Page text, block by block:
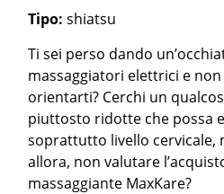
Tipo:shiatsu
Ti sei perso dando
massaggiatori elettrici e
orientarti? Cerchi un
piuttosto ridotte che possa
soprattutto livello cervicale,
allora, non valutare
massaggiante MaxKare?